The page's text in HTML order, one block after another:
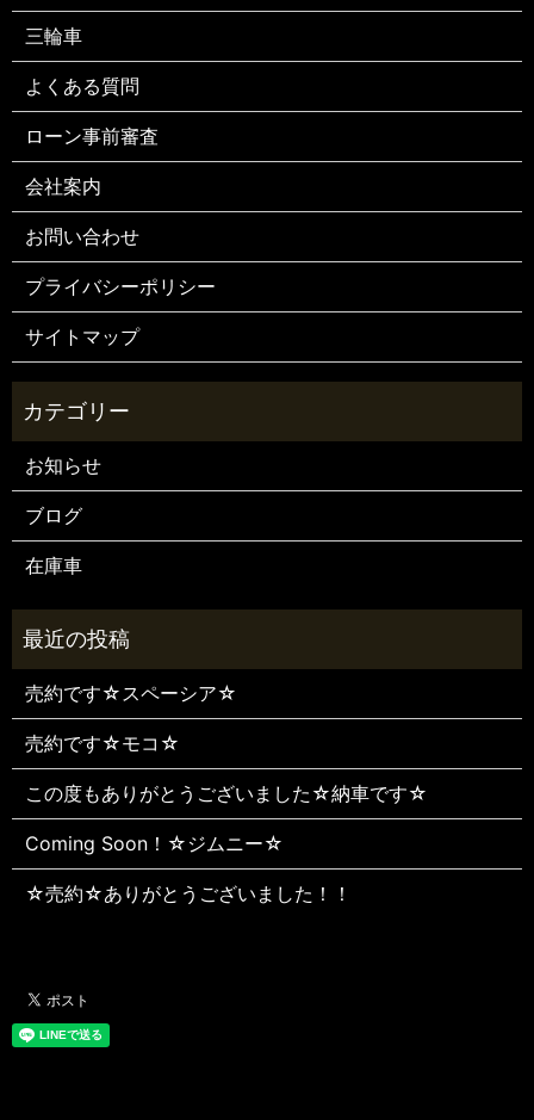
三輪車
よくある質問
ローン事前審査
会社案内
お問い合わせ
プライバシーポリシー
サイトマップ
お知らせ
ブログ
在庫車
売約です☆スペーシア☆
売約です☆モコ☆
この度もありがとうございました☆納車です☆
Coming Soon！☆ジムニー☆
☆売約☆ありがとうございました！！